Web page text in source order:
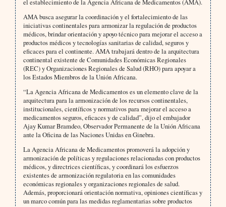
el establecimiento de la Agencia Africana de Medicamentos (AMA).
AMA busca asegurar la coordinación y el fortalecimiento de las
iniciativas continentales para armonizar la regulación de productos
médicos, brindar orientación y apoyo técnico para mejorar el acceso a
productos médicos y tecnologías sanitarias de calidad, seguros y
eficaces para el continente. AMA trabajará dentro de la arquitectura
continental existente de Comunidades Económicas Regionales
(REC) y Organizaciones Regionales de Salud (RHO) para apoyar a
los Estados Miembros de la Unión Africana.
“La Agencia Africana de Medicamentos es un elemento clave de la
arquitectura para la armonización de los recursos continentales,
institucionales, científicos y normativos para mejorar el acceso a
medicamentos seguros, eficaces y de calidad”, dijo el embajador
Ajay Kumar Bramdeo, Observador Permanente de la Unión Africana
ante la Oficina de las Naciones Unidas en Ginebra.
La Agencia Africana de Medicamentos promoverá la adopción y
armonización de políticas y regulaciones relacionadas con productos
médicos, y directrices científicas, y coordinará los esfuerzos
existentes de armonización regulatoria en las comunidades
económicas regionales y organizaciones regionales de salud.
Además, proporcionará orientación normativa, opiniones científicas y
un marco común para las medidas reglamentarias sobre productos